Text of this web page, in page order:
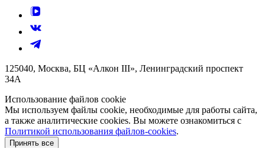
125040, Москва, БЦ «Алкон III», Ленинградский проспект
34А
Использование файлов cookie
Мы используем файлы cookie, необходимые для работы сайта,
а также аналитические cookies. Вы можете ознакомиться с
Политикой использования файлов-cookies.
Принять все